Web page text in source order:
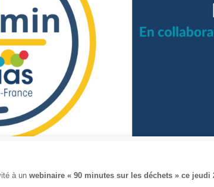
à un webinaire « 90 minutes sur les déchets » ce jeudi